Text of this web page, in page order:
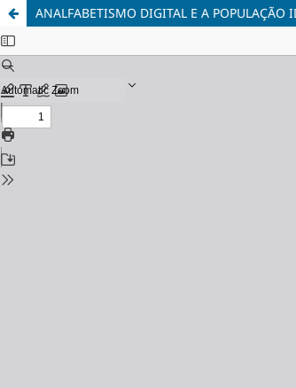
ANALFABETISMO DIGITAL E A POPULAÇÃO